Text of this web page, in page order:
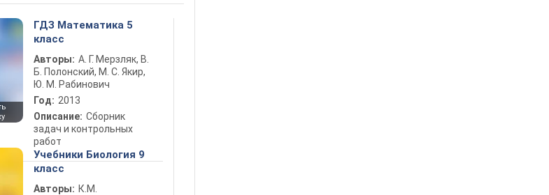
ГДЗ Математика 5
класс
Авторы: А. Г. Мерзляк, В.
Б. Полонский, М. С. Якир,
Ю. М. Рабинович
Год: 2013
Описание: Сборник
задач и контрольных
работ
Учебники Биология 9
класс
Авторы: К.М.